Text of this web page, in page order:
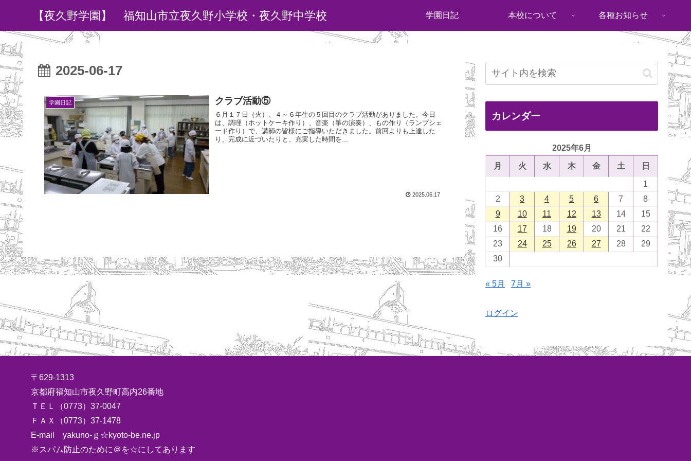
【夜久野学園】 福知山市立夜久野小学校・夜久野中学校 学園日記 本校について 各種お知らせ
2025-06-17
学園日記 クラブ活動⑤
６月１７日（火）、４～６年生の５回目のクラブ活動がありました。今日
は、調理（ホットケーキ作り）、音楽（箏の演奏）、もの作り（ランプシェ
ード作り）で、講師の皆様にご指導いただきました。前回よりも上達した
り、完成に近づいたりと、充実した時間を...
2025.06.17
カレンダー
2025年6月
月 火 水 木 金 土 日
1
2
3 4 5 6 7
8
9
10 11 12 13 14
15
16
17 18 19 20 21
22
23
24 25 26 27 28
29
30
« 5月 7月 »
ログイン
〒629-1313
京都府福知山市夜久野町高内26番地
ＴＥＬ（0773）37-0047
ＦＡＸ（0773）37-1478
E-mail yakuno-ｇ☆kyoto-be.ne.jp
※スパム防止のために＠を☆にしてあります